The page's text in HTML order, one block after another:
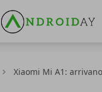
Xiaomi Mi A1: